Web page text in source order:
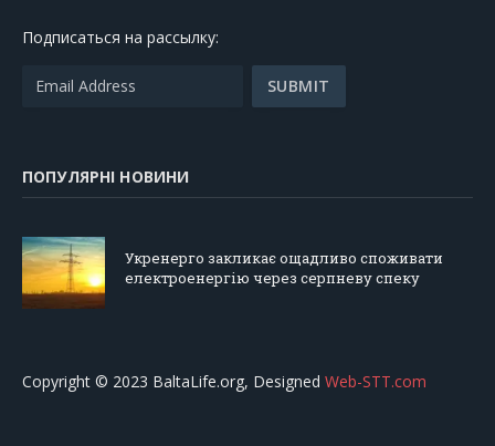
Подписаться на рассылку:
ПОПУЛЯРНІ НОВИНИ
Укренерго закликає ощадливо споживати
електроенергію через серпневу спеку
Copyright © 2023 BaltaLife.org, Designed Web-STT.com